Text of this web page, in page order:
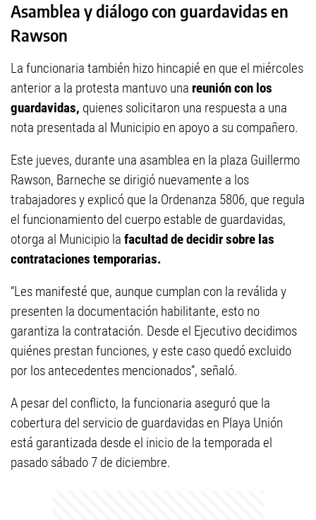
Asamblea y diálogo con guardavidas en
Rawson
La funcionaria también hizo hincapié en que el miércoles
anterior a la protesta mantuvo una reunión con los
guardavidas, quienes solicitaron una respuesta a una
nota presentada al Municipio en apoyo a su compañero.
Este jueves, durante una asamblea en la plaza Guillermo
Rawson, Barneche se dirigió nuevamente a los
trabajadores y explicó que la Ordenanza 5806, que regula
el funcionamiento del cuerpo estable de guardavidas,
otorga al Municipio la facultad de decidir sobre las
contrataciones temporarias.
“Les manifesté que, aunque cumplan con la reválida y
presenten la documentación habilitante, esto no
garantiza la contratación. Desde el Ejecutivo decidimos
quiénes prestan funciones, y este caso quedó excluido
por los antecedentes mencionados”, señaló.
A pesar del conflicto, la funcionaria aseguró que la
cobertura del servicio de guardavidas en Playa Unión
está garantizada desde el inicio de la temporada el
pasado sábado 7 de diciembre.